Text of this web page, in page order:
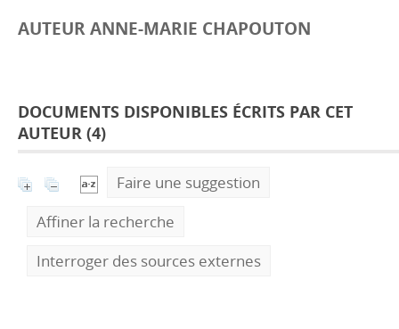
AUTEUR ANNE-MARIE CHAPOUTON
DOCUMENTS DISPONIBLES ÉCRITS PAR CET
AUTEUR (4)
Faire une suggestion
Affiner la recherche
Interroger des sources externes